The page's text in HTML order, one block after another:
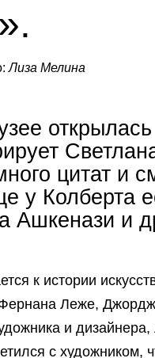
Лиза Мелина
цитат и
у Колберта
Ашкенази и
к истории
Фернана Леже,
и
с